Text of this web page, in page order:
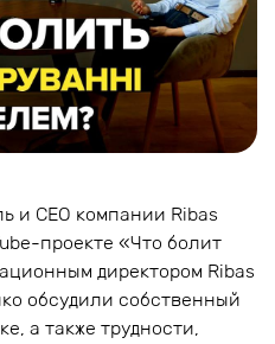
и СЕО компании Ribas
проекте «Что болит
директором Ribas
обсудили собственный
а также трудности,